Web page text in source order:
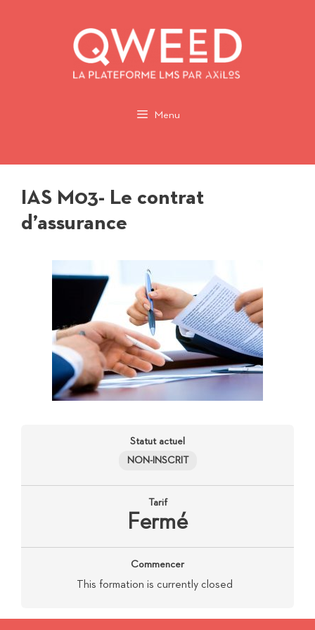
Menu
IAS M03- Le contrat
d’assurance
Statut actuel
NON-INSCRIT
Tarif
Fermé
Commencer
This formation is currently closed